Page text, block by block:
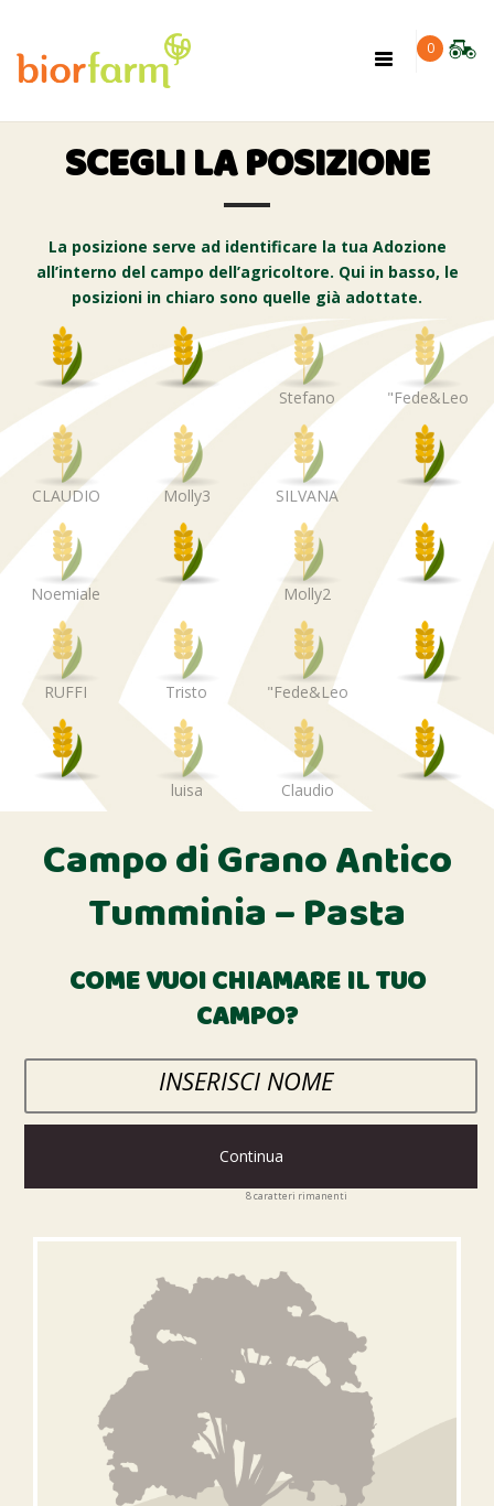
0
Toggle
SCEGLI LA POSIZIONE
La posizione serve ad identificare la tua Adozione
all’interno del campo dell’agricoltore. Qui in basso, le
posizioni in chiaro sono quelle già adottate.
Stefano "Fede&Leo
CLAUDIO Molly3 SILVANA
Noemiale Molly2
RUFFI Tristo "Fede&Leo
luisa Claudio
Campo di Grano Antico
Tumminia – Pasta
COME VUOI CHIAMARE IL TUO
CAMPO?
Continua
8caratteri rimanenti